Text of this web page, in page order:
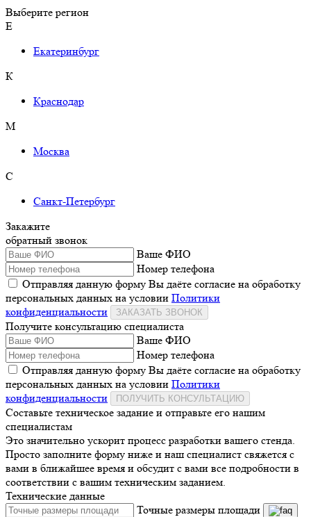
Выберите регион
Е
Екатеринбург
К
Краснодар
М
Москва
С
Санкт-Петербург
Закажите
обратный звонок
Ваше ФИО
Номер телефона
Отправляя данную форму Вы даёте согласие на обработку
персональных данных на условии Политики
конфиденциальности
ЗАКАЗАТЬ ЗВОНОК
Получите консультацию специалиста
Ваше ФИО
Номер телефона
Отправляя данную форму Вы даёте согласие на обработку
персональных данных на условии Политики
конфиденциальности
ПОЛУЧИТЬ КОНСУЛЬТАЦИЮ
Составьте техническое задание и отправьте его нашим
специалистам
Это значительно ускорит процесс разработки вашего стенда.
Просто заполните форму ниже и наш специалист свяжется с
вами в ближайшее время и обсудит с вами все подробности в
соответствии с вашим техническим заданием.
Технические данные
Точные размеры площади